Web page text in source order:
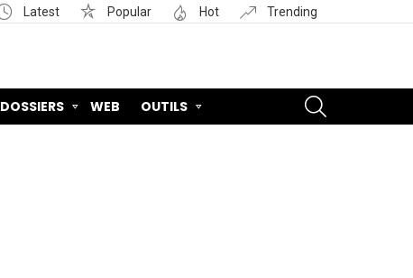
Latest Popular Hot Trending
DOSSIERS WEB OUTILS